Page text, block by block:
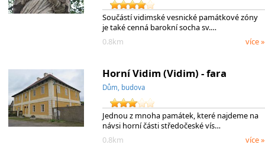
Součástí vidimské vesnické památkové zóny
je také cenná barokní socha sv.…
0.8km
více »
Horní Vidim (Vidim) - fara
Dům, budova
Jednou z mnoha památek, které najdeme na
návsi horní části středočeské vís…
0.8km
více »